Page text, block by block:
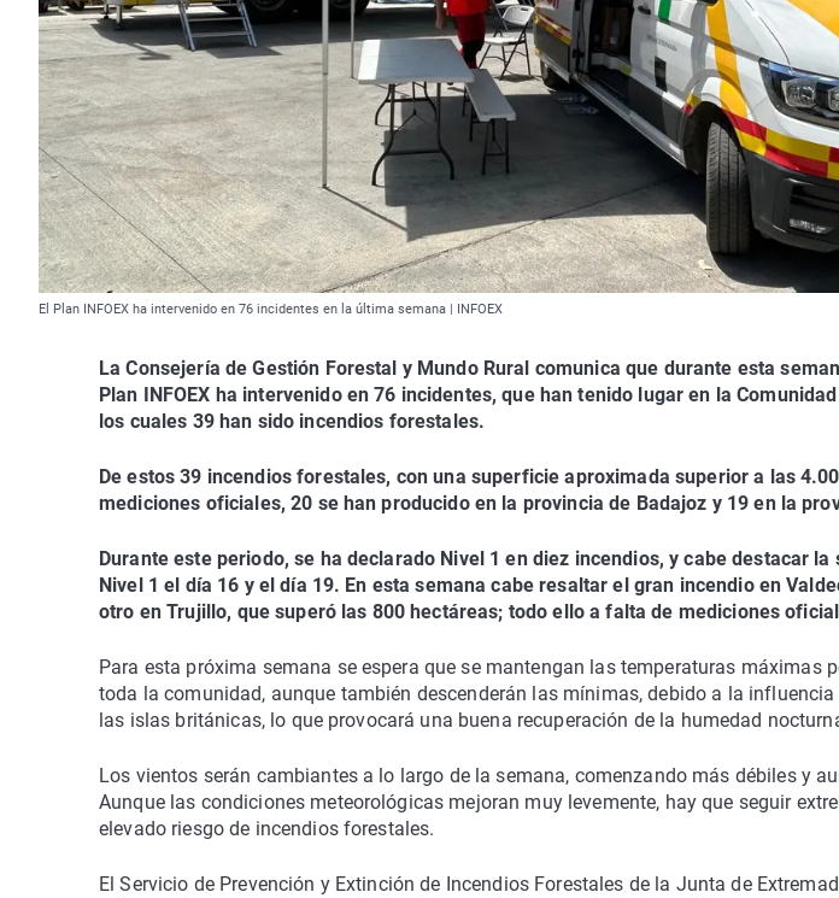
El Plan INFOEX ha intervenido en 76 incidentes en la última semana | INFOEX
La Consejería de Gestión Forestal y Mundo Rural comunica que durante esta
Plan INFOEX ha intervenido en 76 incidentes, que han tenido lugar en la
los cuales 39 han sido incendios forestales.
De estos 39 incendios forestales, con una superficie aproximada superior a las
mediciones oficiales, 20 se han producido en la provincia de Badajoz y 19 en la
Durante este periodo, se ha declarado Nivel 1 en diez incendios, y cabe destacar
Nivel 1 el día 16 y el día 19. En esta semana cabe resaltar el gran incendio en
otro en Trujillo, que superó las 800 hectáreas; todo ello a falta de mediciones
Para esta próxima semana se espera que se mantengan las temperaturas máximas
toda la comunidad, aunque también descenderán las mínimas, debido a la
las islas británicas, lo que provocará una buena recuperación de la humedad
Los vientos serán cambiantes a lo largo de la semana, comenzando más débiles y
Aunque las condiciones meteorológicas mejoran muy levemente, hay que seguir
elevado riesgo de incendios forestales.
El Servicio de Prevención y Extinción de Incendios Forestales de la Junta de